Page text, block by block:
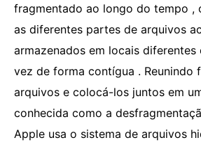
fragmentado ao longo do tempo ,
as diferentes partes de arquivos
armazenados em locais diferentes
vez de forma contígua . Reunindo
arquivos e colocá-los juntos em
conhecida como a
Apple usa o sistema de arquivos